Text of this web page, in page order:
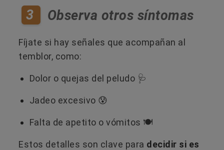
3 Observa otros síntomas
Fíjate si hay señales que acompañan al
temblor, como:
Dolor o quejas del peludo 🩺
Jadeo excesivo 😰
Falta de apetito o vómitos 🍽️
Estos detalles son clave para decidir si es